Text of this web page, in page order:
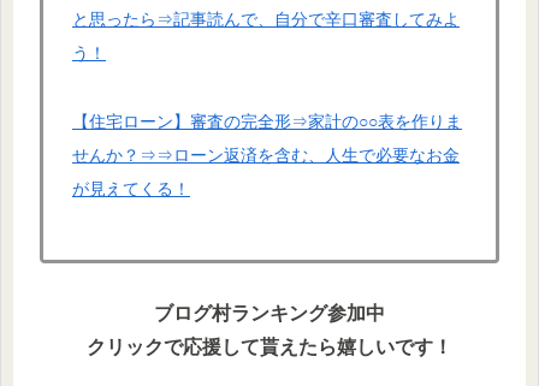
と思ったら⇒記事読んで、自分で辛口審査してみよ
う！
【住宅ローン】審査の完全形⇒家計の○○表を作りま
せんか？⇒⇒ローン返済を含む、人生で必要なお金
が見えてくる！
ブログ村ランキング参加中
クリックで応援して貰えたら嬉しいです！